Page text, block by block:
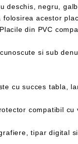
compatibil cu